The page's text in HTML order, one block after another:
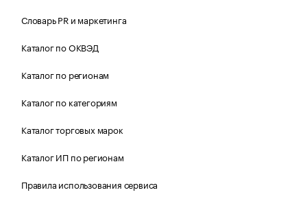
Словарь PR и маркетинга
Каталог по ОКВЭД
Каталог по регионам
Каталог по категориям
Каталог торговых марок
Каталог ИП по регионам
Правила использования сервиса